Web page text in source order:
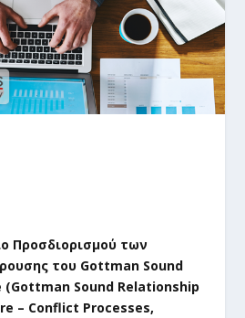
Προσδιορισμού των
του Gottman Sound
(Gottman Sound Relationship
– Conflict Processes,